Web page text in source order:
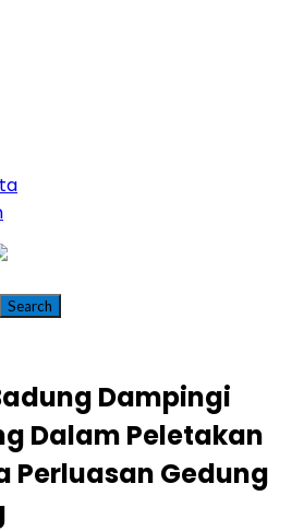
Dampingi
Dalam Peletakan
Perluasan Gedung